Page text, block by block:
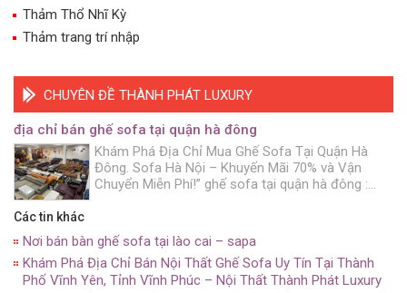
Thảm Thổ Nhĩ Kỳ
Thảm trang trí nhập
CHUYÊN ĐỀ THÀNH PHÁT LUXURY
địa chỉ bán ghế sofa tại quận hà đông
Khám Phá Địa Chỉ Mua Ghế Sofa Tại Quận Hà
Đông. Sofa Hà Nội – Khuyến Mãi 70% và Vận
Chuyển Miễn Phí!” ghế sofa tại quận hà đông :
lượng? Hãy đến với Sofa Hà […]
Các tin khác
Nơi bán bàn ghế sofa tại lào cai – sapa
Khám Phá Địa Chỉ Bán Nội Thất Ghế Sofa Uy Tín Tại Thành
Phố Vĩnh Yên, Tỉnh Vĩnh Phúc – Nội Thất Thành Phát Luxury